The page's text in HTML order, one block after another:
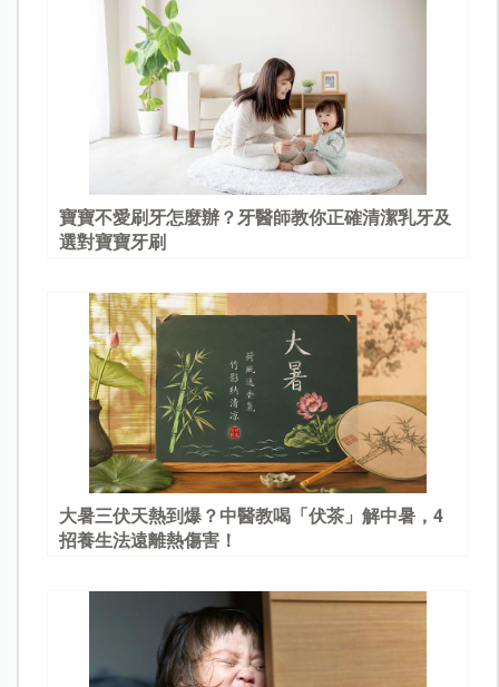
寶寶不愛刷牙怎麼辦？牙醫師教你正確清潔乳牙及
選對寶寶牙刷
大暑三伏天熱到爆？中醫教喝「伏茶」解中暑，4
招養生法遠離熱傷害！